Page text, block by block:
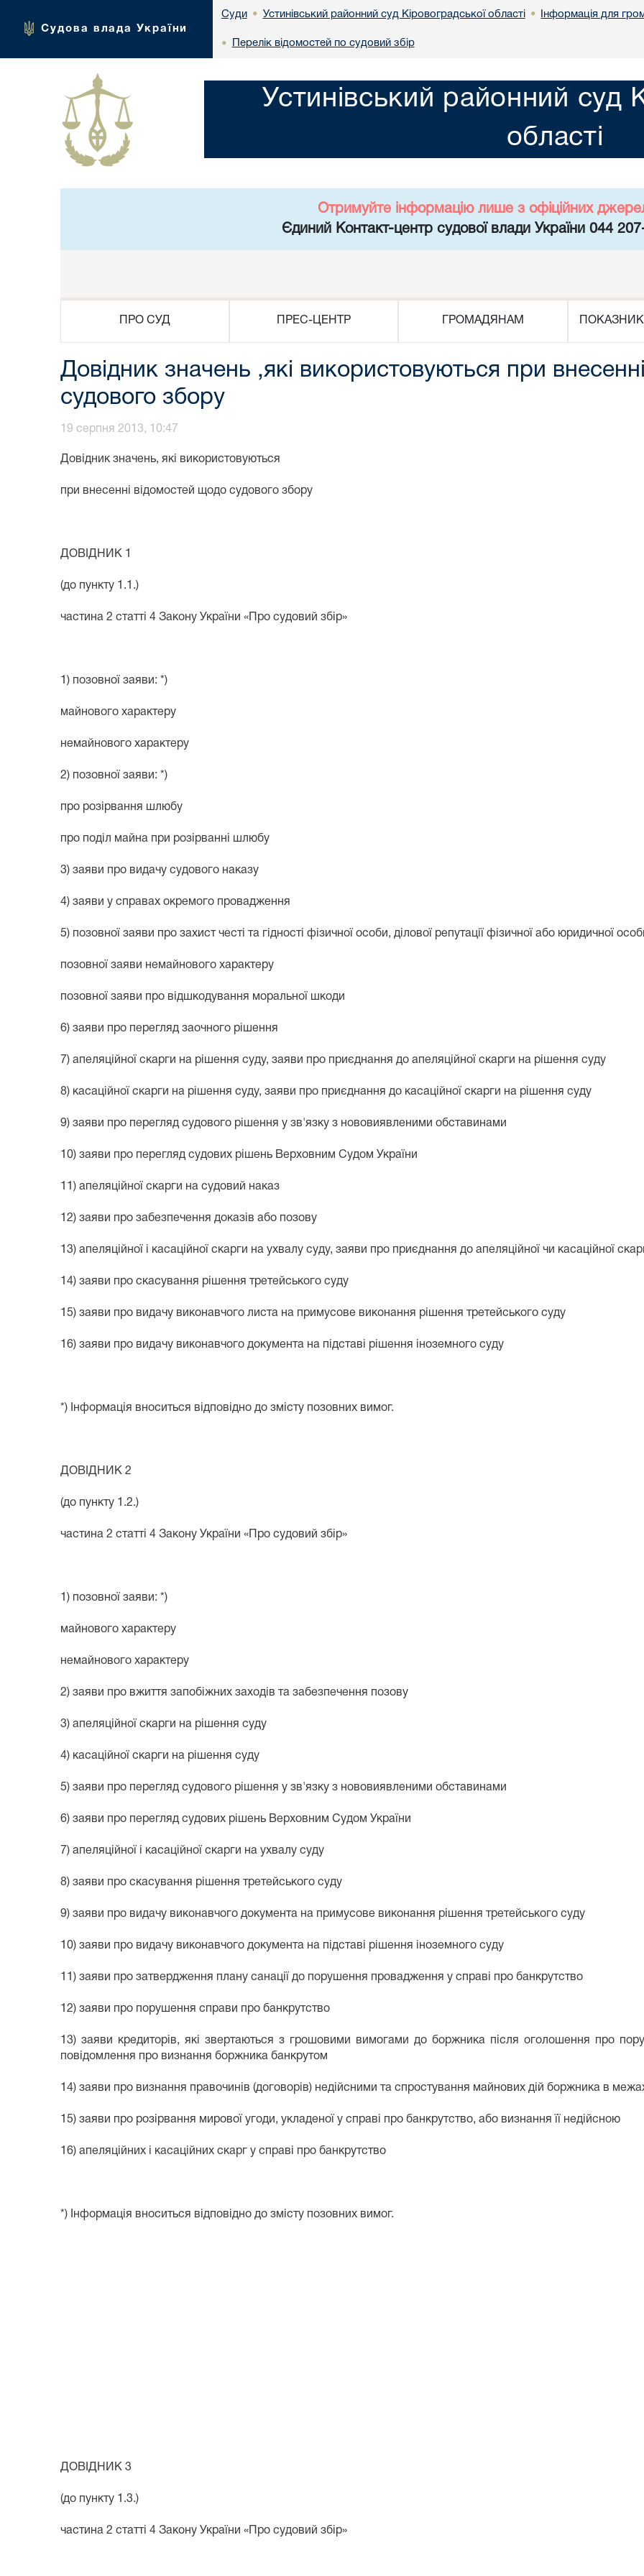
Судова влада України
Суди • Устинівський районний суд Кіровоградської області • Інформація для
• Перелік відомостей по судовий збір
Устинівський районний суд
області
Отримуйте інформацію лише з офіційних
Єдиний Контакт-центр судової влади України 044
ПРО СУД ПРЕС-ЦЕНТР ГРОМАДЯНАМ
Довідник значень ,які використовуються при
судового збору
19 серпня 2013, 10:47
Довідник значень, які використовуються
при внесенні відомостей щодо судового збору
ДОВІДНИК 1
(до пункту 1.1.)
частина 2 статті 4 Закону України «Про судовий збір»
1) позовної заяви: *)
майнового характеру
немайнового характеру
2) позовної заяви: *)
про розірвання шлюбу
про поділ майна при розірванні шлюбу
3) заяви про видачу судового наказу
4) заяви у справах окремого провадження
5) позовної заяви про захист честі та гідності фізичної особи, ділової репутації фізичної або юридичної
позовної заяви немайнового характеру
позовної заяви про відшкодування моральної шкоди
6) заяви про перегляд заочного рішення
7) апеляційної скарги на рішення суду, заяви про приєднання до апеляційної скарги на рішення суду
8) касаційної скарги на рішення суду, заяви про приєднання до касаційної скарги на рішення суду
9) заяви про перегляд судового рішення у зв'язку з нововиявленими обставинами
10) заяви про перегляд судових рішень Верховним Судом України
11) апеляційної скарги на судовий наказ
12) заяви про забезпечення доказів або позову
13) апеляційної і касаційної скарги на ухвалу суду, заяви про приєднання до апеляційної чи касаційної
14) заяви про скасування рішення третейського суду
15) заяви про видачу виконавчого листа на примусове виконання рішення третейського суду
16) заяви про видачу виконавчого документа на підставі рішення іноземного суду
*) Інформація вноситься відповідно до змісту позовних вимог.
ДОВІДНИК 2
(до пункту 1.2.)
частина 2 статті 4 Закону України «Про судовий збір»
1) позовної заяви: *)
майнового характеру
немайнового характеру
2) заяви про вжиття запобіжних заходів та забезпечення позову
3) апеляційної скарги на рішення суду
4) касаційної скарги на рішення суду
5) заяви про перегляд судового рішення у зв'язку з нововиявленими обставинами
6) заяви про перегляд судових рішень Верховним Судом України
7) апеляційної і касаційної скарги на ухвалу суду
8) заяви про скасування рішення третейського суду
9) заяви про видачу виконавчого документа на примусове виконання рішення третейського суду
10) заяви про видачу виконавчого документа на підставі рішення іноземного суду
11) заяви про затвердження плану санації до порушення провадження у справі про банкрутство
12) заяви про порушення справи про банкрутство
13) заяви кредиторів, які звертаються з грошовими вимогами до боржника після оголошення про
повідомлення про визнання боржника банкрутом
14) заяви про визнання правочинів (договорів) недійсними та спростування майнових дій боржника в
15) заяви про розірвання мирової угоди, укладеної у справі про банкрутство, або визнання її недійсною
16) апеляційних і касаційних скарг у справі про банкрутство
*) Інформація вноситься відповідно до змісту позовних вимог.
ДОВІДНИК 3
(до пункту 1.3.)
частина 2 статті 4 Закону України «Про судовий збір»